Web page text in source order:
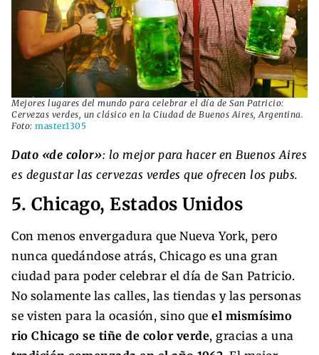
Mejores lugares del mundo para celebrar el día de San Patricio:
Cervezas verdes, un clásico en la Ciudad de Buenos Aires, Argentina.
Foto: master1305
Dato «de color»: lo mejor para hacer en Buenos Aires
es degustar las cervezas verdes que ofrecen los pubs.
5. Chicago, Estados Unidos
Con menos envergadura que Nueva York, pero
nunca quedándose atrás, Chicago es una gran
ciudad para poder celebrar el día de San Patricio.
No solamente las calles, las tiendas y las personas
se visten para la ocasión, sino que el mismísimo
rio Chicago se tiñe de color verde, gracias a una